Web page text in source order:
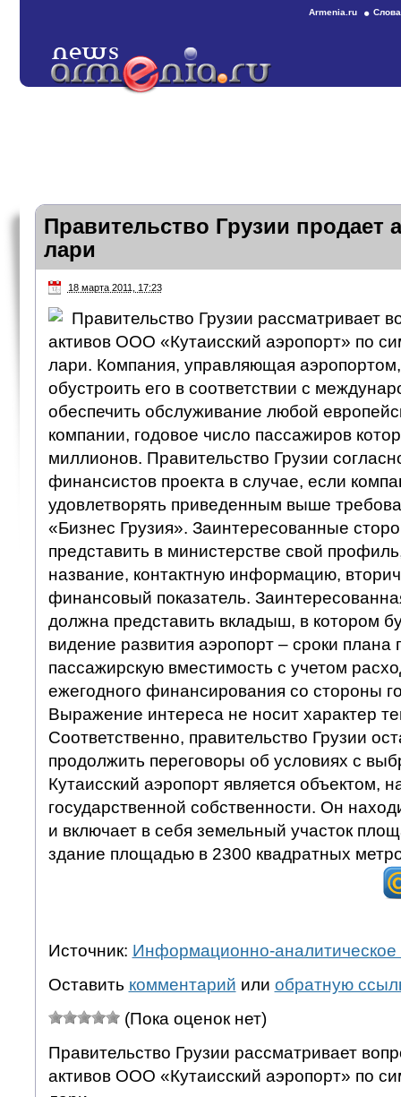
Armenia.ru
Правительство Грузии продает
лари
18 марта 2011, 17:23
Правительство Грузии рассматривает
активов ООО «Кутаисский аэропорт» по
лари. Компания, управляющая
обустроить его в соответствии с
обеспечить обслуживание любой
компании, годовое число пассажиров
миллионов. Правительство Грузии
финансистов проекта в случае, если
удовлетворять приведенным выше
«Бизнес Грузия». Заинтересованные
представить в министерстве свой
название, контактную информацию,
финансовый показатель.
должна представить вкладыш, в котором
видение развития аэропорт – сроки плана
пассажирскую вместимость с учетом
ежегодного финансирования со стороны
Выражение интереса не носит характер
Соответственно, правительство Грузии
продолжить переговоры об условиях с
Кутаисский аэропорт является объектом,
государственной собственности. Он
и включает в себя земельный участок
здание площадью в 2300 квадратных
Источник: Информационно-аналитическое
Оставить комментарий или обратную
(Пока оценок нет)
Правительство Грузии рассматривает
активов ООО «Кутаисский аэропорт» по